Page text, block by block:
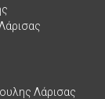
Λάρισας